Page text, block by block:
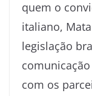
quem o
italiano,
legislação
com os